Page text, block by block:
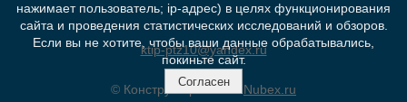
ktip-ptz10@yandex.ru
© Конструктор сайтовNubex.ru
нажимает пользователь; ip-адрес) в целях функционирования
сайта и проведения статистических исследований и обзоров.
Если вы не хотите, чтобы ваши данные обрабатывались,
покиньте сайт.
Согласен